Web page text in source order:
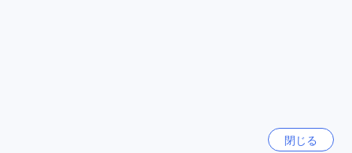
バンコクの中心に位置するゴールデン ネスト サービス アパー
閉じる